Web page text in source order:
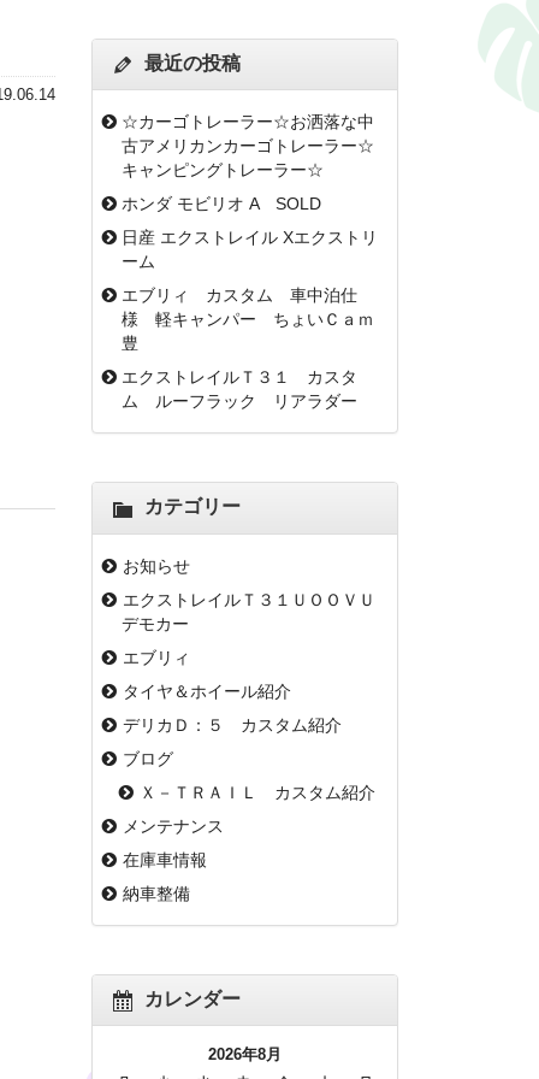
最近の投稿
☆カーゴトレーラー☆お洒落な中
古アメリカンカーゴトレーラー☆
キャンピングトレーラー☆
ホンダ モビリオ A SOLD
日産 エクストレイル Xエクストリ
ーム
エブリィ カスタム 車中泊仕
様 軽キャンパー ちょいＣａｍ
豊
エクストレイルＴ３１ カスタ
ム ルーフラック リアラダー
カテゴリー
お知らせ
エクストレイルＴ３１ＵＯＯＶＵ
デモカー
エブリィ
タイヤ＆ホイール紹介
デリカＤ：５ カスタム紹介
ブログ
Ｘ－ＴＲＡＩＬ カスタム紹介
メンテナンス
在庫車情報
納車整備
カレンダー
2026年8月